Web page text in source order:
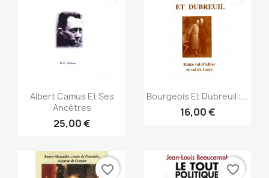
Vista rápida
Albert Camus Et Ses
Ancêtres
25,00 €
Vista rápida
Bourgeois Et Dubreuil :...
16,00 €
favorite_border favorite_border